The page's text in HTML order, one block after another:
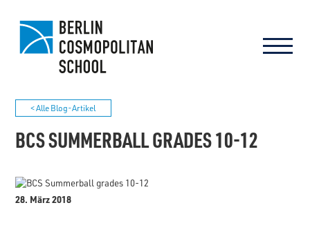
< Alle Blog-Artikel
BCS SUMMERBALL GRADES 10-12
28. März 2018